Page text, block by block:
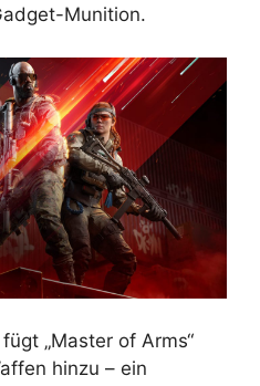
Munition.
„Master of Arms“
hinzu – ein